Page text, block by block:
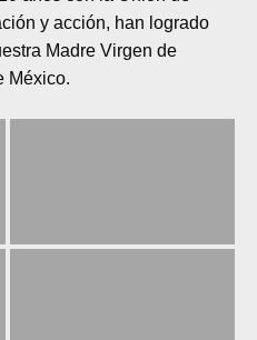
y acción, han logrado
Madre Virgen de
México.